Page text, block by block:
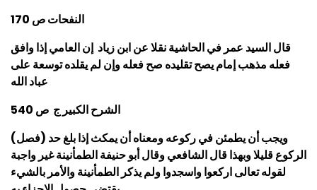
قال السيد عمر في الحاشية نقلا عن ابن زياد إن العامي إذا وافق
فعله مذهب إمام يصح تقليده صح فعله وإن لم يقلده توسعة على
عباد الله
الشرح الكبير ج ص 540
(فصل) ويجب أن يطمئن في ركوعه ومعناه أن يمكث إذا بلغ حد
الركوع قليلا وبهذا قال الشافعي وقال أبو حنيفة الطمأنينة غير واجبة
لقوله تعالى اركعوا واسجدوا ولم يذكر الطمأنينة والأمر بالشيء